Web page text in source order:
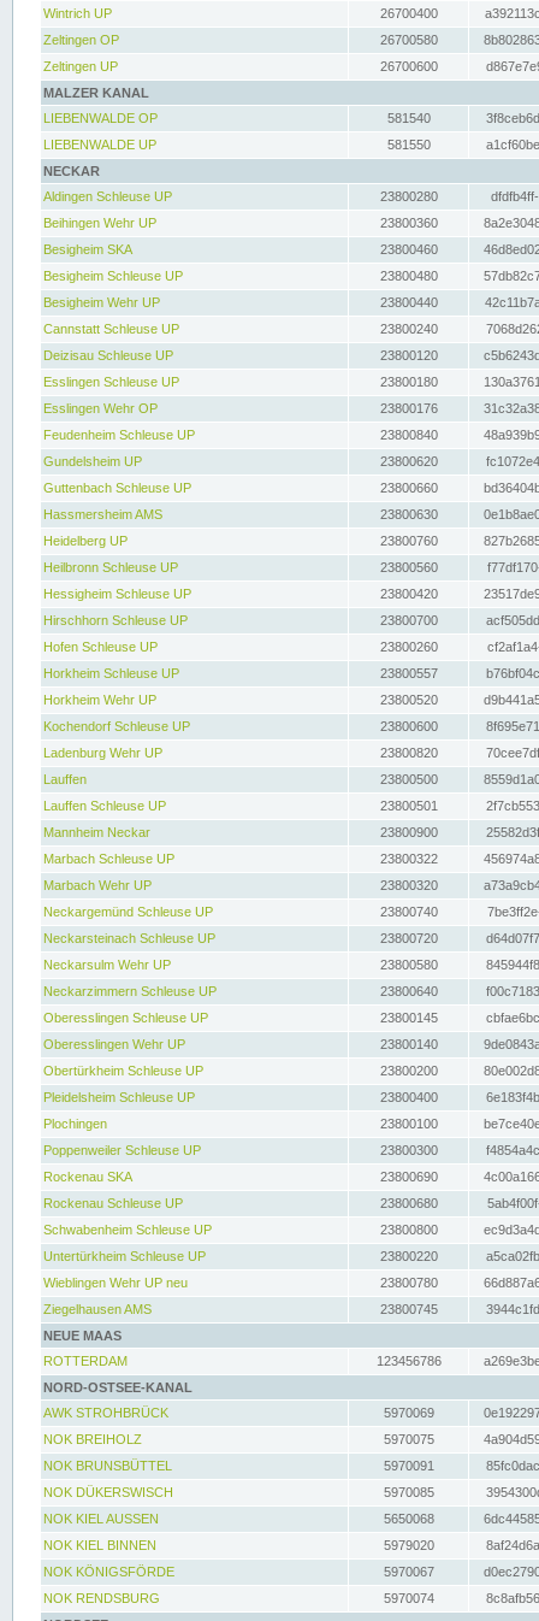
Wintrich UP
26700400
Zeltingen OP
26700580
Zeltingen UP
26700600
MALZER KANAL
LIEBENWALDE OP
581540
LIEBENWALDE UP
581550
NECKAR
Aldingen Schleuse UP
23800280
Beihingen Wehr UP
23800360
Besigheim SKA
23800460
Besigheim Schleuse UP
23800480
Besigheim Wehr UP
23800440
Cannstatt Schleuse UP
23800240
Deizisau Schleuse UP
23800120
Esslingen Schleuse UP
23800180
Esslingen Wehr OP
23800176
Feudenheim Schleuse UP
23800840
Gundelsheim UP
23800620
Guttenbach Schleuse UP
23800660
Hassmersheim AMS
23800630
Heidelberg UP
23800760
Heilbronn Schleuse UP
23800560
Hessigheim Schleuse UP
23800420
Hirschhorn Schleuse UP
23800700
Hofen Schleuse UP
23800260
Horkheim Schleuse UP
23800557
Horkheim Wehr UP
23800520
Kochendorf Schleuse UP
23800600
Ladenburg Wehr UP
23800820
Lauffen
23800500
Lauffen Schleuse UP
23800501
Mannheim Neckar
23800900
Marbach Schleuse UP
23800322
Marbach Wehr UP
23800320
Neckargemünd Schleuse UP
23800740
Neckarsteinach Schleuse UP
23800720
Neckarsulm Wehr UP
23800580
Neckarzimmern Schleuse UP
23800640
Oberesslingen Schleuse UP
23800145
Oberesslingen Wehr UP
23800140
Obertürkheim Schleuse UP
23800200
Pleidelsheim Schleuse UP
23800400
Plochingen
23800100
Poppenweiler Schleuse UP
23800300
Rockenau SKA
23800690
Rockenau Schleuse UP
23800680
Schwabenheim Schleuse UP
23800800
Untertürkheim Schleuse UP
23800220
Wieblingen Wehr UP neu
23800780
Ziegelhausen AMS
23800745
NEUE MAAS
ROTTERDAM
123456786
NORD-OSTSEE-KANAL
AWK STROHBRÜCK
5970069
NOK BREIHOLZ
5970075
NOK BRUNSBÜTTEL
5970091
NOK DÜKERSWISCH
5970085
NOK KIEL AUSSEN
5650068
NOK KIEL BINNEN
5979020
NOK KÖNIGSFÖRDE
5970067
NOK RENDSBURG
5970074